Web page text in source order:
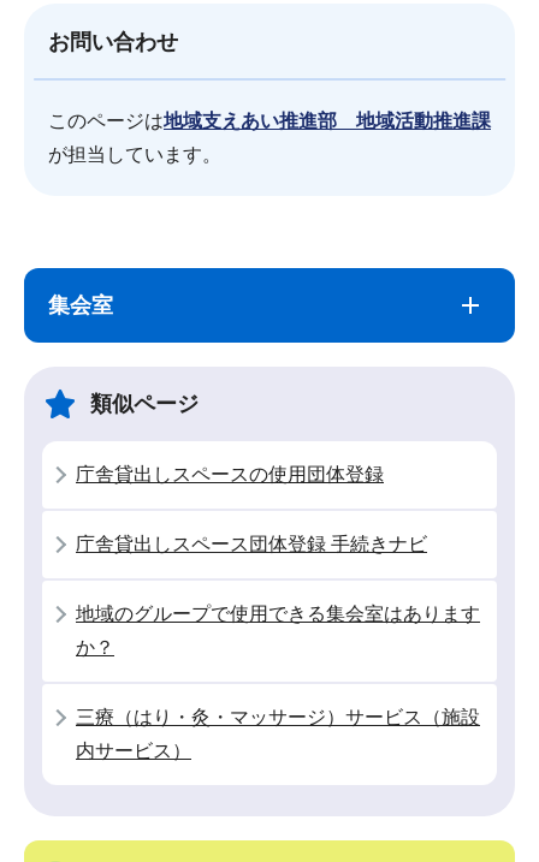
お問い合わせ
このページは地域支えあい推進部 地域活動推進課
が担当しています。
こ
集会室
類似ページ
庁舎貸出しスペースの使用団体登録
庁舎貸出しスペース団体登録 手続きナビ
地域のグループで使用できる集会室はあります
か？
三療（はり・灸・マッサージ）サービス（施設
内サービス）